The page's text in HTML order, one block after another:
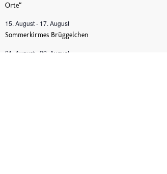
Orte“
15. August- 17. August
Sommerkirmes Brüggelchen
21. August -22. August